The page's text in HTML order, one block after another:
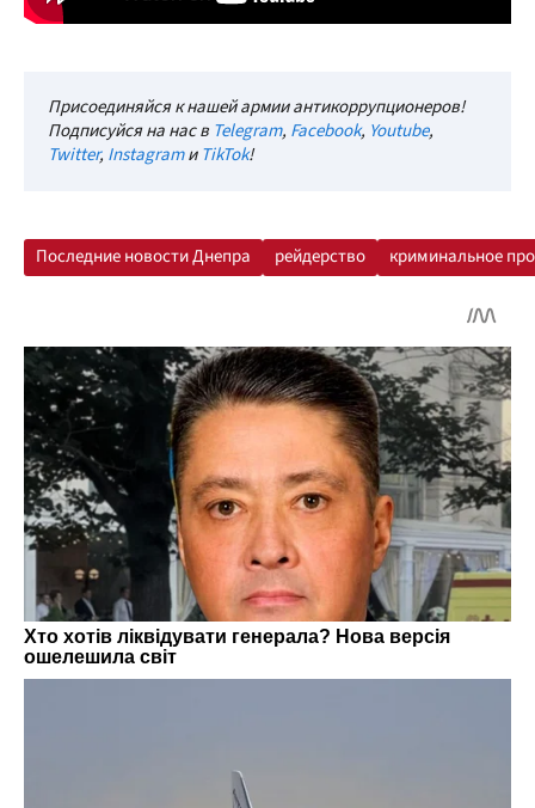
Присоединяйся к нашей армии антикоррупционеров!
Подписуйся на нас в Telegram, Facebook, Youtube,
Twitter, InstagramиTikTok!
Последние новости Днепра рейдерство криминальное